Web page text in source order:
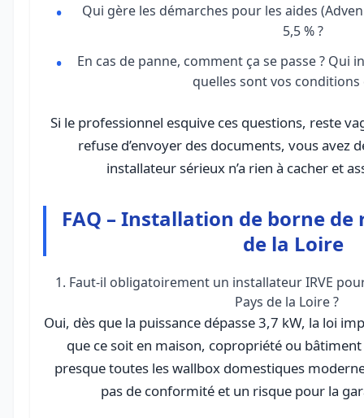
Qui gère les démarches pour les aides
5,5 % ?
En cas de panne, comment ça se passe ? Qui
quelles sont vos conditions
Si le professionnel esquive ces questions, reste
refuse d’envoyer des documents, vous avez
installateur sérieux n’a rien à cacher et
FAQ – Installation de borne de
de la Loire
1. Faut-il obligatoirement un installateur IRVE
Pays de la Loire ?
Oui, dès que la puissance dépasse 3,7 kW, la loi
que ce soit en maison, copropriété ou bâtiment
presque toutes les wallbox domestiques
pas de conformité et un risque pour la